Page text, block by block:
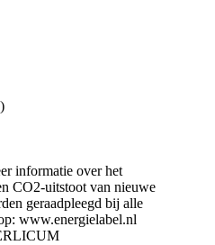
informatie over het
CO2-uitstoot van nieuwe
geraadpleegd bij alle
www.energielabel.nl